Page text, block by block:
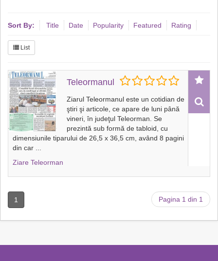
Sort By: Title Date Popularity Featured Rating
List
Teleormanul
Ziarul Teleormanul este un cotidian de
ştiri şi articole, ce apare de luni până
vineri, în judeţul Teleorman. Se
prezintă sub formă de tabloid, cu
dimensiunile tiparului de 26,5 x 36,5 cm, având 8 pagini
din car
Ziare Teleorman
1 Pagina 1 din 1